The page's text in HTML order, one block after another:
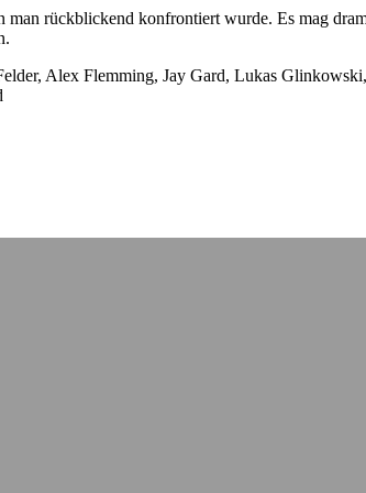
rückblickend konfrontiert wurde. Es mag
Alex Flemming, Jay Gard, Lukas